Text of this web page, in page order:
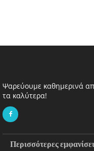
Ψαρεύουμε καθημερινά
τα καλύτερα!
Περισσότερες